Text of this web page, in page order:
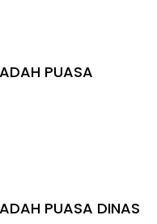
PUASA
PUASA DINAS